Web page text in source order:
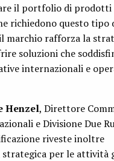
il portfolio di
richiedono questo tipo
marchio rafforza la
soluzioni che
internazionali e
Henzel, Direttore
e Divisione Due
riveste inoltre
strategica per le attività